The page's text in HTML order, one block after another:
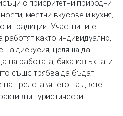
с приоритетни природни
местни вкусове и кухня,
и традиции. Участниците
както индивидуално,
на дискусия, целяща да
на работата, бяха изтъкнати
също трябва да бъдат
представянето на двете
туристически